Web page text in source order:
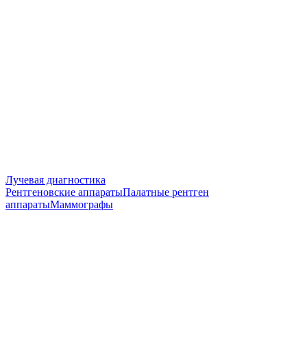
Лучевая диагностика
Рентгеновские аппаратыПалатные рентген
аппаратыМаммографы